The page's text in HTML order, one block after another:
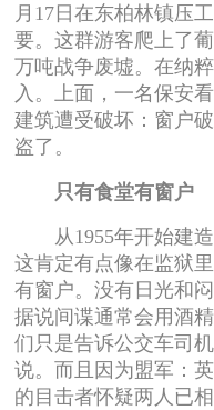
月17日在东柏林镇压
要。这群游客爬上了
万吨战争废墟。在纳
入。上面，一名保安
建筑遭受破坏：窗户
盗了。
只有食堂有窗户
从1955年开始建造
这肯定有点像在监狱
有窗户。没有日光和
据说间谍通常会用酒
们只是告诉公交车司
说。而且因为盟军：
的目击者怀疑两人已